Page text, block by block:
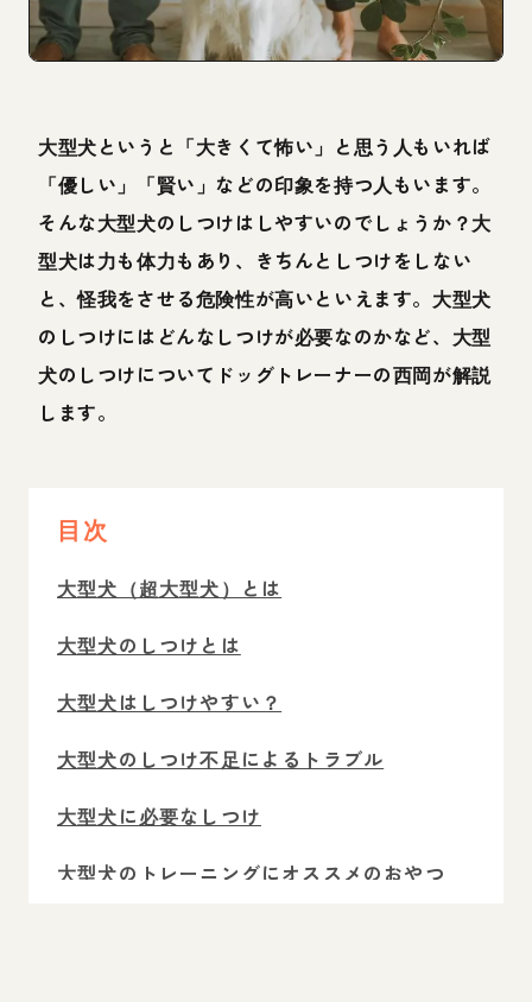
大型犬というと「大きくて怖い」と思う人もいれば
「優しい」「賢い」などの印象を持つ人もいます。
そんな大型犬のしつけはしやすいのでしょうか？大
型犬は力も体力もあり、きちんとしつけをしない
と、怪我をさせる危険性が高いといえます。大型犬
のしつけにはどんなしつけが必要なのかなど、大型
犬のしつけについてドッグトレーナーの西岡が解説
します。
目次
大型犬（超大型犬）とは
大型犬のしつけとは
大型犬はしつけやすい？
大型犬のしつけ不足によるトラブル
大型犬に必要なしつけ
大型犬のトレーニングにオススメのおやつ